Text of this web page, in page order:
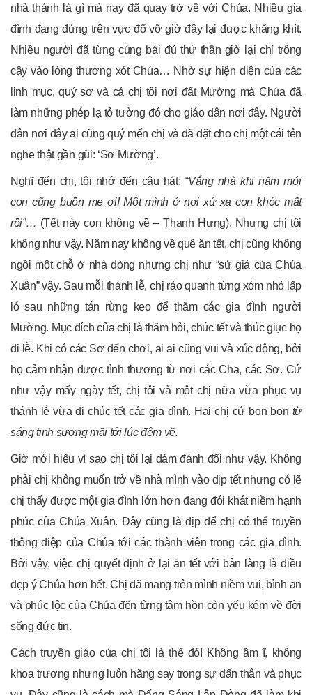
nhà thánh là gì mà nay đã quay trở về với Chúa. Nhiều gia
đình đang đứng trên vực đổ vỡ giờ đây lại được khăng khít.
Nhiều người đã từng cúng bái đủ thứ thần giờ lại chỉ trông
cậy vào lòng thương xót Chúa… Nhờ sự hiện diện của các
linh mục, quý sơ và cả chị tôi nơi đất Mường mà Chúa đã
làm những phép lạ tỏ tường đó cho giáo dân nơi đây. Người
dân nơi đây ai cũng quý mến chị và đã đặt cho chị một cái tên
nghe thật gần gũi: ‘Sơ Mường’.
Nghĩ đến chị, tôi nhớ đến câu hát: “Vắng nhà khi năm mới
con cũng buồn mẹ ơi!Một mình ở nơi xứ xa con khóc mất
rồi”… (Tết này con không về – Thanh Hưng). Nhưng chị tôi
không như vậy. Năm nay không về quê ăn tết, chị cũng không
ngồi một chỗ ở nhà dòng nhưng chị như “sứ giả của Chúa
Xuân” vậy. Sau mỗi thánh lễ, chị rảo quanh từng xóm nhỏ lấp
ló sau những tán rừng keo để thăm các gia đình người
Mường. Mục đích của chị là thăm hỏi, chúc tết và thúc giục họ
đi lễ. Khi có các Sơ đến chơi, ai ai cũng vui và xúc động, bởi
họ cảm nhận được tình thương từ nơi các Cha, các Sơ. Cứ
như vậy mấy ngày tết, chị tôi và một chị nữa vừa phục vụ
thánh lễ vừa đi chúc tết các gia đình. Hai chị cứ bon bon từ
sáng tinh sương mãi tới lúc đêm về.
Giờ mới hiểu vì sao chị tôi lại dám đánh đổi như vậy. Không
phải chị không muốn trở về nhà mình vào dịp tết nhưng có lẽ
chị thấy được một gia đình lớn hơn đang đói khát niềm hạnh
phúc của Chúa Xuân. Đây cũng là dịp để chị có thể truyền
thông điệp của Chúa tới các thành viên trong các gia đình.
Bởi vậy, việc chị quyết định ở lại ăn tết với bản làng là điều
đẹp ý Chúa hơn hết. Chị đã mang trên mình niềm vui, bình an
và phúc lộc của Chúa đến từng tâm hồn còn yếu kém về đời
sống đức tin.
Cách truyền giáo của chị tôi là thế đó! Không ầm ĩ, không
khoa trương nhưng luôn hăng say trong sự dấn thân và phục